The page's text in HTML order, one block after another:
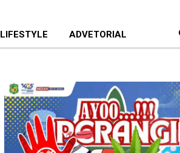
LIFESTYLE ADVETORIAL